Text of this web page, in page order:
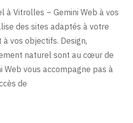
à Vitrolles – Gemini Web à vos
des sites adaptés à votre
vos objectifs. Design,
naturel sont au cœur de
Web vous accompagne pas à
de